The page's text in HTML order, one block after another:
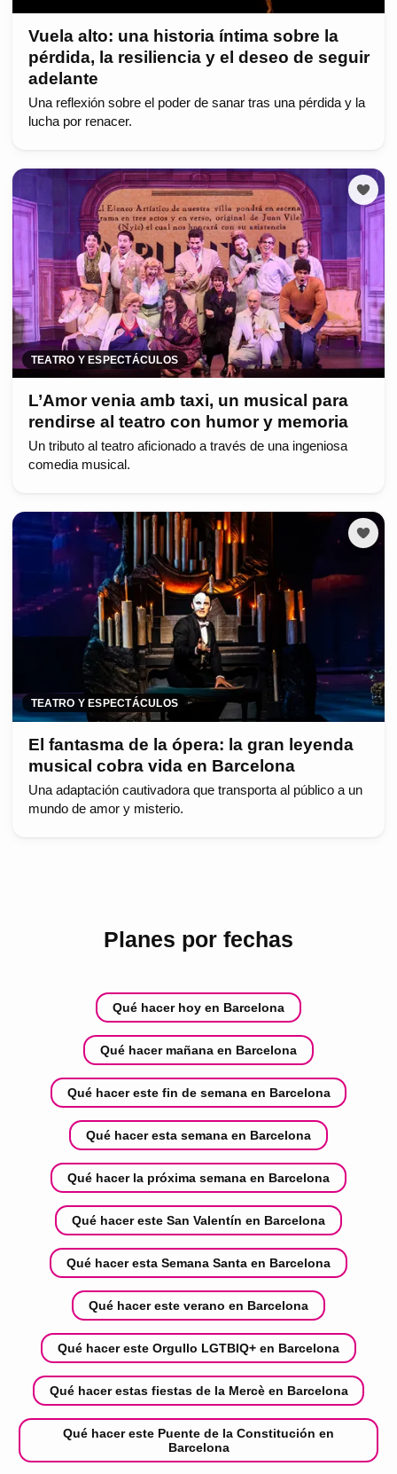
Vuela alto: una historia íntima sobre la
pérdida, la resiliencia y el deseo de seguir
adelante
Una reflexión sobre el poder de sanar tras una pérdida y la
lucha por renacer.
TEATRO Y ESPECTÁCULOS
L’Amor venia amb taxi, un musical para
rendirse al teatro con humor y memoria
Un tributo al teatro aficionado a través de una ingeniosa
comedia musical.
TEATRO Y ESPECTÁCULOS
El fantasma de la ópera: la gran leyenda
musical cobra vida en Barcelona
Una adaptación cautivadora que transporta al público a un
mundo de amor y misterio.
Planes por fechas
Qué hacer hoy en Barcelona
Qué hacer mañana en Barcelona
Qué hacer este fin de semana en Barcelona
Qué hacer esta semana en Barcelona
Qué hacer la próxima semana en Barcelona
Qué hacer este San Valentín en Barcelona
Qué hacer esta Semana Santa en Barcelona
Qué hacer este verano en Barcelona
Qué hacer este Orgullo LGTBIQ+ en Barcelona
Qué hacer estas fiestas de la Mercè en Barcelona
Qué hacer este Puente de la Constitución en
Barcelona